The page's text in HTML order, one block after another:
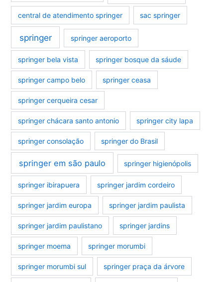
central de atendimento springer sac springer
springer springer aeroporto
springer bela vista springer bosque da sáude
springer campo belo springer ceasa
springer cerqueira cesar
springer chácara santo antonio springer city lapa
springer consolação springer do Brasil
springer em são paulo springer higienópolis
springer ibirapuera springer jardim cordeiro
springer jardim europa springer jardim paulista
springer jardim paulistano springer jardins
springer moema springer morumbi
springer morumbi sul springer praça da árvore